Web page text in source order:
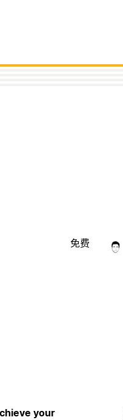
免费
your